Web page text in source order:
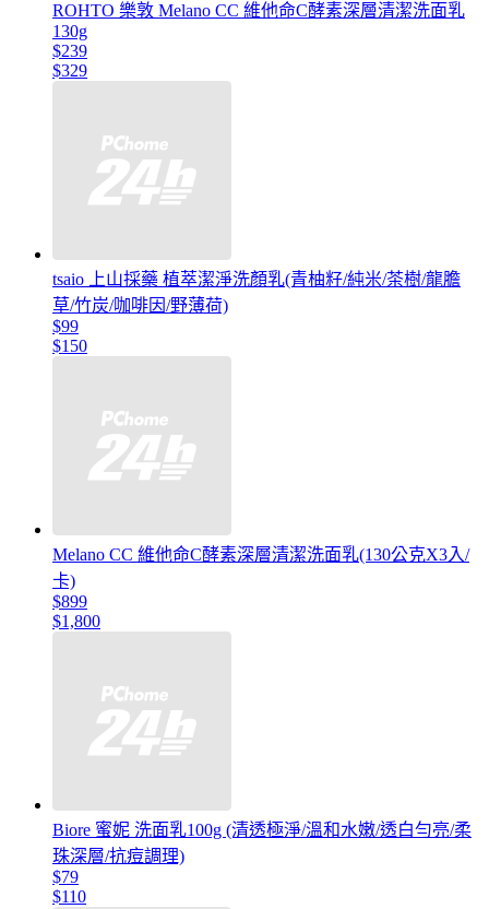
ROHTO 樂敦 Melano CC 維他命C酵素深層清潔洗面乳
130g
$239
$329
tsaio 上山採藥 植萃潔淨洗顏乳(青柚籽/純米/茶樹/龍膽
草/竹炭/咖啡因/野薄荷)
$99
$150
Melano CC 維他命C酵素深層清潔洗面乳(130公克X3入/
卡)
$899
$1,800
Biore 蜜妮 洗面乳100g (清透極淨/溫和水嫩/透白勻亮/柔
珠深層/抗痘調理)
$79
$110